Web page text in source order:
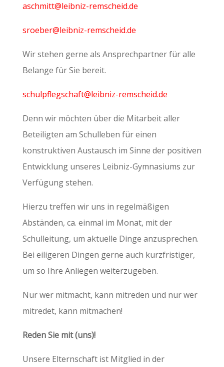
aschmitt@leibniz-remscheid.de
sroeber@leibniz-remscheid.de
Wir stehen gerne als Ansprechpartner für alle
Belange für Sie bereit.
schulpflegschaft@leibniz-remscheid.de
Denn wir möchten über die Mitarbeit aller
Beteiligten am Schulleben für einen
konstruktiven Austausch im Sinne der positiven
Entwicklung unseres Leibniz-Gymnasiums zur
Verfügung stehen.
Hierzu treffen wir uns in regelmäßigen
Abständen, ca. einmal im Monat, mit der
Schulleitung, um aktuelle Dinge anzusprechen.
Bei eiligeren Dingen gerne auch kurzfristiger,
um so Ihre Anliegen weiterzugeben.
Nur wer mitmacht, kann mitreden und nur wer
mitredet, kann mitmachen!
Reden Sie mit (uns)!
Unsere Elternschaft ist Mitglied in der